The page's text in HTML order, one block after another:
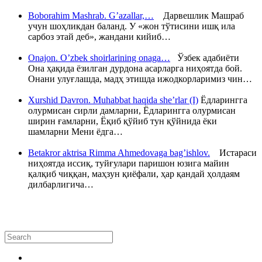
Boborahim Mashrab. G’azallar,… Дарвешлик Машраб
учун шоҳликдан баланд. У «жон тўтисини ишқ ила
сарбоз этай деб», жандани кийиб…
Onajon. O’zbek shoirlarining onaga… Ўзбек адабиёти
Она ҳақида ёзилган дурдона асарларга ниҳоятда бой.
Онани улуғлашда, мадҳ этишда ижодкорларимиз чин…
Xurshid Davron. Muhabbat haqida she’rlar (I) Ёдларингга
олурмисан сирли дамларни, Ёдларингга олурмисан
ширин ғамларни, Ёқиб қўйиб тун қўйнида ёки
шамларни Мени ёдга…
Betakror aktrisa Rimma Ahmedovaga bag’ishlov. Истараси
ниҳоятда иссиқ, туйғулари паришон юзига майин
қалқиб чиққан, маҳзун қиёфали, ҳар қандай ҳолдаям
дилбарлигича…